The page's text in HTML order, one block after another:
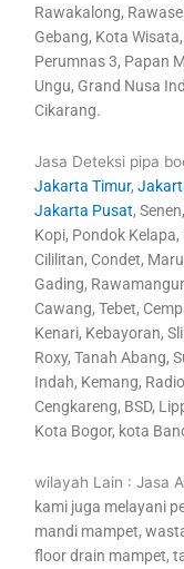
Rawakalong,
Gebang, Kota
Perumnas 3, Papan
Ungu, Grand Nusa
Cikarang.
Jasa Deteksi pipa
Jakarta Timur,
Jakarta Pusat,
Kopi, Pondok
Cililitan, Condet,
Gading,
Cawang, Tebet,
Kenari, Kebayoran,
Roxy, Tanah Abang,
Indah, Kemang,
Cengkareng, BSD,
Kota Bogor, kota
wilayah Lain : Jasa
kami juga melayani
mandi mampet,
floor drain mampet,